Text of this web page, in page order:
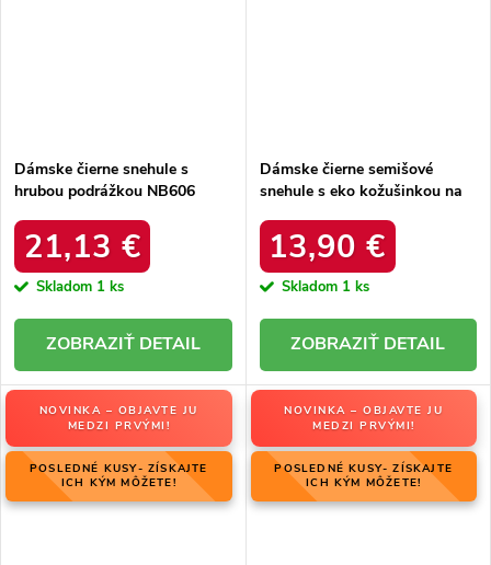
Dámske čierne snehule s
hrubou podrážkou NB606
21,13 €
Skladom 1 ks
DETAIL
Dámske čierne semišové
snehule s eko kožušinkou na
BLACK
13,90 €
Skladom 1 ks
DETAIL
NOVINKA – OBJAVTE JU
MEDZI PRVÝMI!
POSLEDNÉ KUSY- ZÍSKAJTE
ICH KÝM MÔŽETE!
NOVINKA – OBJAVTE JU
MEDZI PRVÝMI!
POSLEDNÉ KUSY- ZÍSKAJTE
ICH KÝM MÔŽETE!